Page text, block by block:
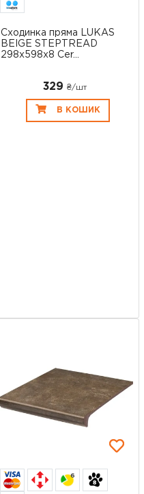
Сходинка пряма LUKAS
BEIGE STEPTREAD
298х598x8 Cer...
329 ₴/шт
В КОШИК
6